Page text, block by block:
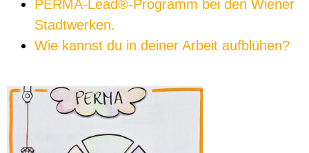
PERMA-Lead®-Programm bei den Wiener
Stadtwerken.
Wie kannst du in deiner Arbeit aufblühen?